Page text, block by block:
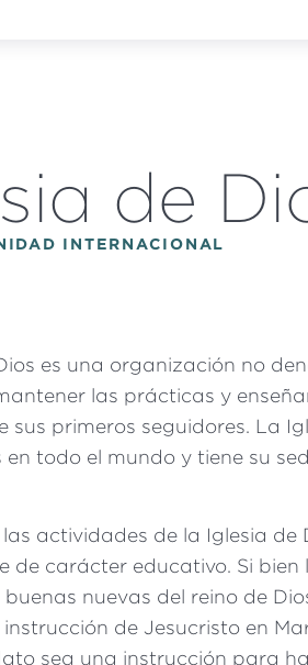
de
INTERNACIONAL
es una organización no
las prácticas y
sus primeros seguidores. La
todo el mundo y tiene su
actividades de la Iglesia de
de carácter educativo. Si bien
nuevas del reino de
de Jesucristo en
sea una instrucción para